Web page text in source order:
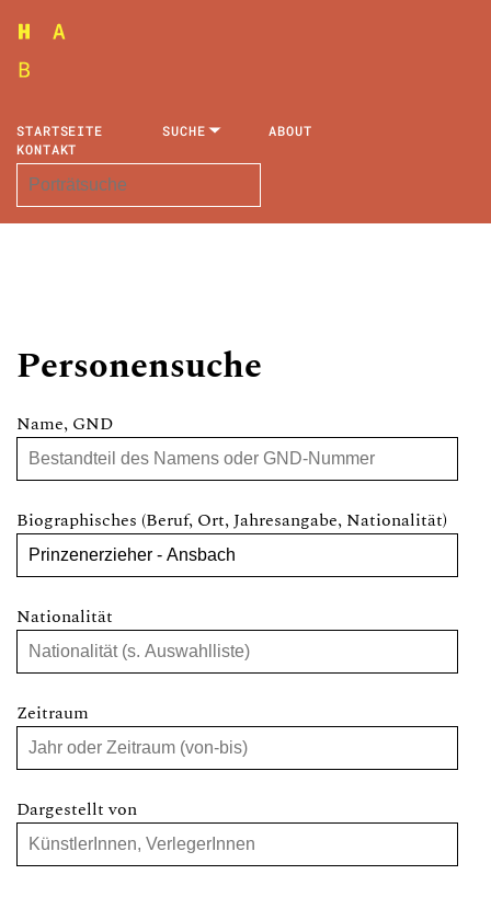
STARTSEITE SUCHE
ABOUT
KONTAKT
Personensuche
Name, GND
Biographisches (Beruf, Ort, Jahresangabe, Nationalität)
Nationalität
Zeitraum
Dargestellt von